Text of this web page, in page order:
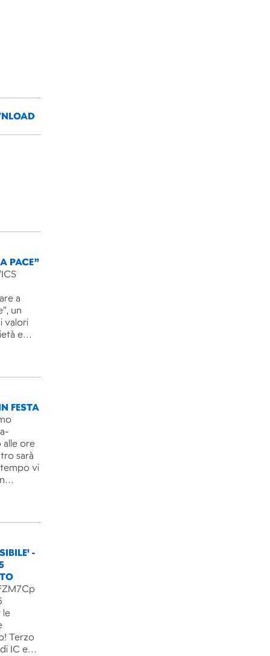
PACE”
a
un
valori
e…
FESTA
alle ore
sarà
tempo vi
-
le
Terzo
IC e…